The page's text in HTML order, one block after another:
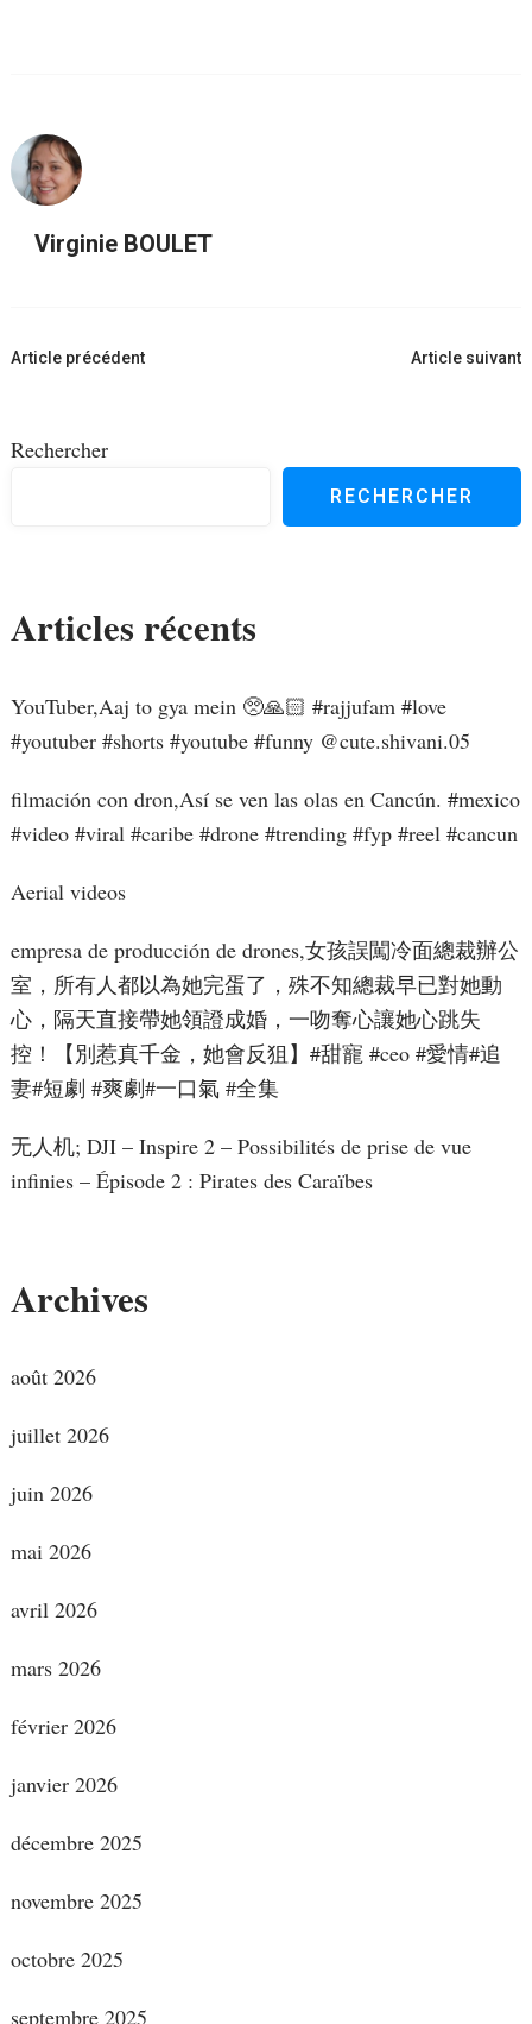
Virginie BOULET
Navigation
Article précédent Article suivant
Rechercher
RECHERCHER
Articles récents
YouTuber,Aaj to gya mein 🥺🙏🏻 #rajjufam #love
#youtuber #shorts #youtube #funny ​⁠@cute.shivani.05
filmación con dron,Así se ven las olas en Cancún. #mexico
#video #viral #caribe #drone #trending #fyp #reel #cancun
Aerial videos
empresa de producción de drones,女孩誤闖冷面總裁辦公
室，所有人都以為她完蛋了，殊不知總裁早已對她動
心，隔天直接帶她領證成婚，一吻奪心讓她心跳失
控！【別惹真千金，她會反狙】#甜寵 #ceo #愛情#追
妻#短劇 #爽劇#一口氣 #全集
无人机; DJI – Inspire 2 – Possibilités de prise de vue
infinies – Épisode 2 : Pirates des Caraïbes
Archives
août 2026
juillet 2026
juin 2026
mai 2026
avril 2026
mars 2026
février 2026
janvier 2026
décembre 2025
novembre 2025
octobre 2025
septembre 2025